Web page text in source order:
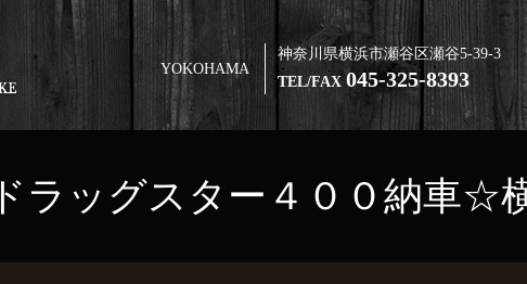
YOKOHAMA
神奈川県横浜市瀬谷区瀬谷5-39-3
TEL/FAX045-325-8393
ドラッグスター４００納車☆